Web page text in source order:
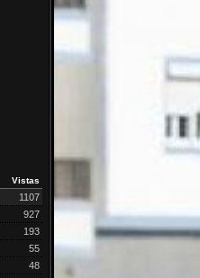
Vistas
1107
927
193
55
48